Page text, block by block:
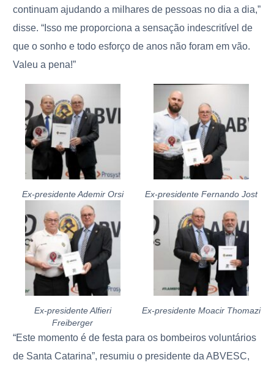
continuam ajudando a milhares de pessoas no dia a dia,”
disse. “Isso me proporciona a sensação indescritível de
que o sonho e todo esforço de anos não foram em vão.
Valeu a pena!”
Ex-presidente Ademir Orsi Ex-presidente Fernando Jost
Ex-presidente Alfieri
Freiberger
Ex-presidente Moacir Thomazi
“Este momento é de festa para os bombeiros voluntários
de Santa Catarina”, resumiu o presidente da ABVESC,